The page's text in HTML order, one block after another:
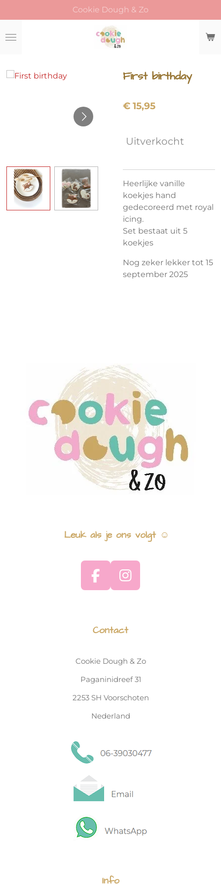
direct
naar
Cookie Dough & Zo
First birthday
€ 15,95
Uitverkocht
Heerlijke vanille
koekjes hand
gedecoreerd met royal
icing.
Set bestaat uit 5
koekjes
Nog zeker lekker tot 15
september 2025
Leuk als je ons volgt ☺
F
a
b
o
k
I
n
t
a
r
a
m
Contact
Cookie Dough & Zo
Paganinidreef 31
2253 SH Voorschoten
Nederland
Info